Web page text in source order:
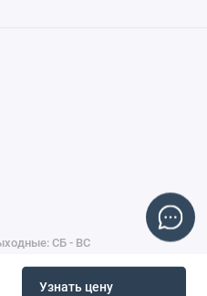
Узнать цену
СБ - ВС